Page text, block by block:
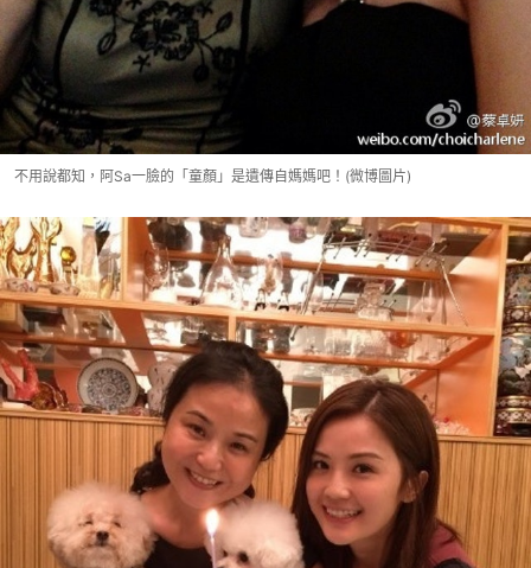
不用說都知，阿Sa一臉的「童顏」是遺傳自媽媽吧！(微博圖片)